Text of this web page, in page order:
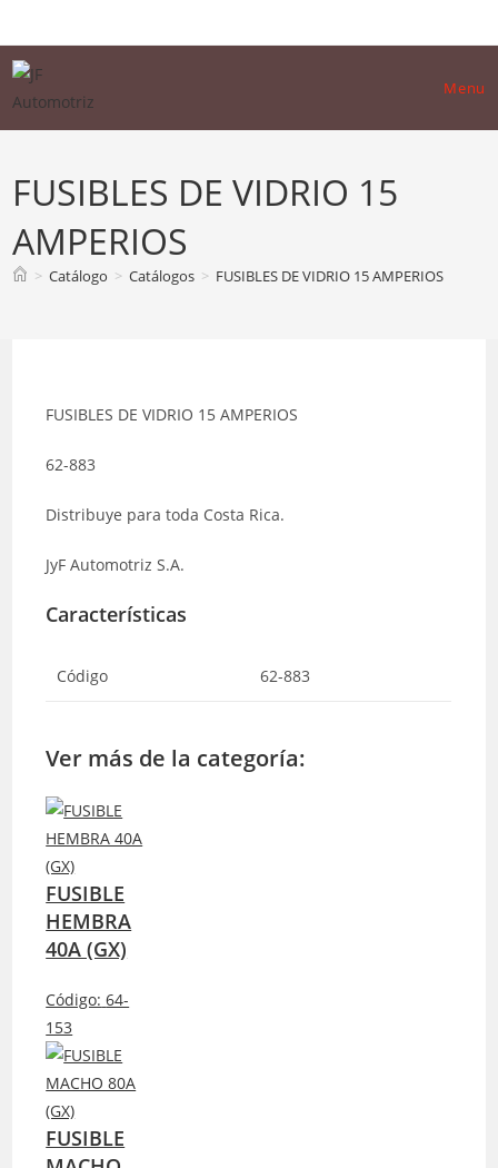
to
content
Menu
FUSIBLES DE VIDRIO 15
AMPERIOS
> Catálogo > Catálogos > FUSIBLES DE VIDRIO 15 AMPERIOS
FUSIBLES DE VIDRIO 15 AMPERIOS
62-883
Distribuye para toda Costa Rica.
JyF Automotriz S.A.
Características
Código 62-883
Ver más de la categoría:
FUSIBLE
HEMBRA
40A (GX)
Código: 64-
153
FUSIBLE